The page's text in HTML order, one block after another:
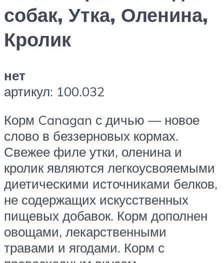
собак, Утка, Оленина,
Кролик
нет
артикул: 100.032
Корм Canagan с дичью — новое
слово в беззерновых кормах.
Свежее филе утки, оленина и
кролик являются легкоусвояемыми
диетическими источниками белков,
не содержащих искусственных
пищевых добавок. Корм дополнен
овощами, лекарственными
травами и ягодами. Корм с